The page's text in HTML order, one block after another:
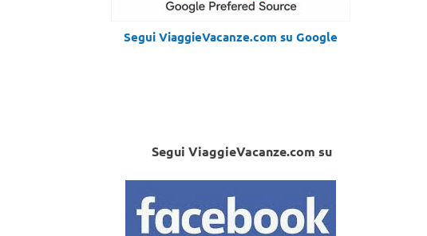
Segui ViaggieVacanze.com su Google
Segui ViaggieVacanze.com su